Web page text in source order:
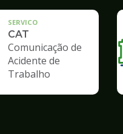
SERVICO
CAT
Comunicação de
Acidente de
Trabalho